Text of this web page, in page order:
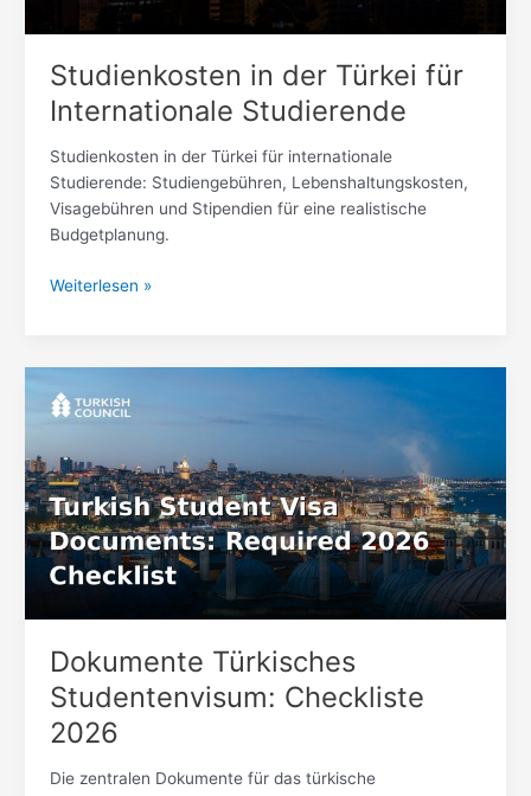
Studienkosten in der Türkei für
Internationale Studierende
Studienkosten in der Türkei für internationale
Studierende: Studiengebühren, Lebenshaltungskosten,
Visagebühren und Stipendien für eine realistische
Budgetplanung.
Weiterlesen »
Dokumente Türkisches
Studentenvisum: Checkliste
2026
Die zentralen Dokumente für das türkische
Türkisches
Checkliste
2026